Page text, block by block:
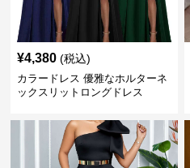
¥4,380 (税込)
カラードレス 優雅なホルターネ
ックスリットロングドレス